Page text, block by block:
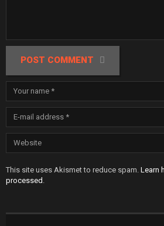
POST COMMENT
This site uses Akismet to reduce spam. Learn
processed